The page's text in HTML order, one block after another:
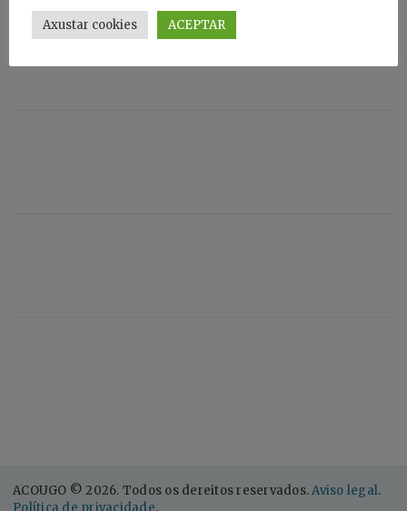
ACOUGO © 2026. Todos os dereitos reservados.Aviso legal.
Política de privacidade.
Axustar cookies ACEPTAR